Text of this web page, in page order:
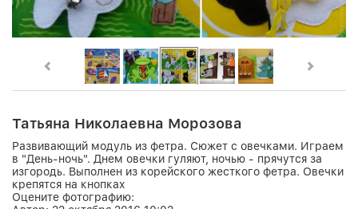
Татьяна Николаевна Морозова
Развивающий модуль из фетра. Сюжет с овечками. Играем
в "День-ночь". Днем овечки гуляют, ночью - прячутся за
изгородь. Выполнен из корейского жесткого фетра. Овечки
крепятся на кнопках
Оцените фотографию: